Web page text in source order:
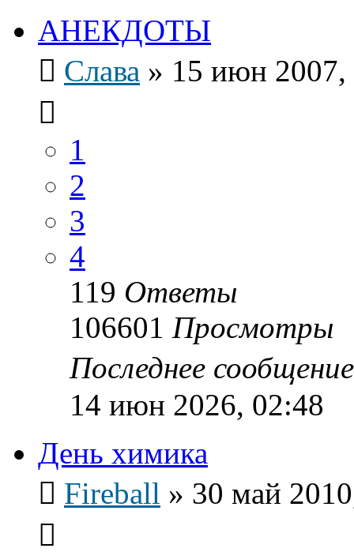
АНЕКДОТЫ
Слава » 15 июн 2007,
1
2
3
4
119 Ответы
106601 Просмотры
Последнее
14 июн 2026, 02:48
День химика
Fireball » 30 май